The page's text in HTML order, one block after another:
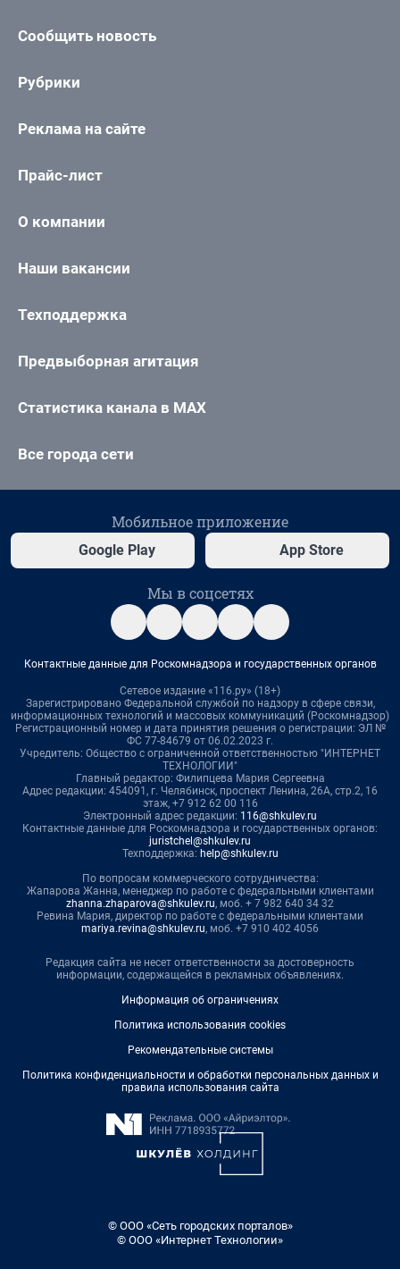
Сообщить новость
Рубрики
Реклама на сайте
Прайс-лист
О компании
Наши вакансии
Техподдержка
Предвыборная агитация
Статистика канала в MAX
Все города сети
Мобильное приложение
Google Play App Store
Мы в соцсетях
Контактные данные для Роскомнадзора и государственных органов
Сетевое издание «116.ру» (18+)
Зарегистрировано Федеральной службой по надзору в сфере связи,
информационных технологий и массовых коммуникаций (Роскомнадзор)
Регистрационный номер и дата принятия решения о регистрации: ЭЛ №
ФС 77-84679 от 06.02.2023 г.
Учредитель: Общество с ограниченной ответственностью "ИНТЕРНЕТ
ТЕХНОЛОГИИ"
Главный редактор: Филипцева Мария Сергеевна
Адрес редакции: 454091, г. Челябинск, проспект Ленина, 26А, стр.2, 16
этаж, +7 912 62 00 116
Электронный адрес редакции: 116@shkulev.ru
Контактные данные для Роскомнадзора и государственных органов:
juristchel@shkulev.ru
Техподдержка: help@shkulev.ru
По вопросам коммерческого сотрудничества:
Жапарова Жанна, менеджер по работе с федеральными клиентами
zhanna.zhaparova@shkulev.ru, моб. + 7 982 640 34 32
Ревина Мария, директор по работе с федеральными клиентами
mariya.revina@shkulev.ru, моб. +7 910 402 4056
Редакция сайта не несет ответственности за достоверность
информации, содержащейся в рекламных объявлениях.
Информация об ограничениях
Политика использования cookies
Рекомендательные системы
Политика конфиденциальности и обработки персональных данных и
правила использования сайта
© ООО «Сеть городских порталов»
© ООО «Интернет Технологии»